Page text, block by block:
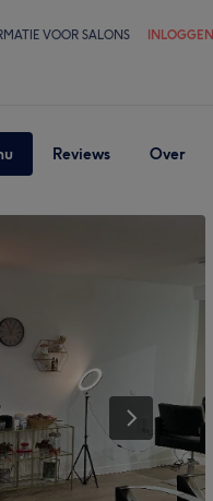
VOOR SALONS INLOGGEN
Reviews Over